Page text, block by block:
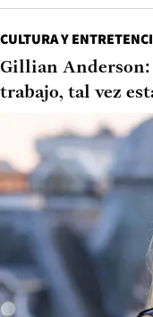
CULTURA Y
Gillian
trabajo, tal vez